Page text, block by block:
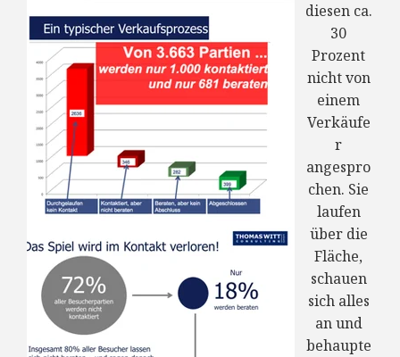
diesen ca.
30
Prozent
nicht von
einem
Verkäufe
r
angespro
chen. Sie
laufen
über die
Fläche,
schauen
sich alles
an und
behaupte